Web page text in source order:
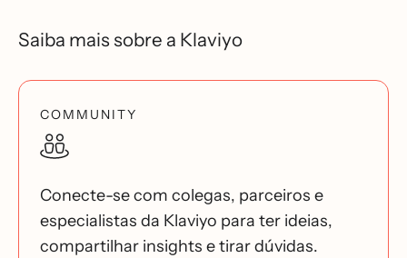
Saiba mais sobre a Klaviyo
COMMUNITY
Conecte-se com colegas, parceiros e
especialistas da Klaviyo para ter ideias,
compartilhar insights e tirar dúvidas.